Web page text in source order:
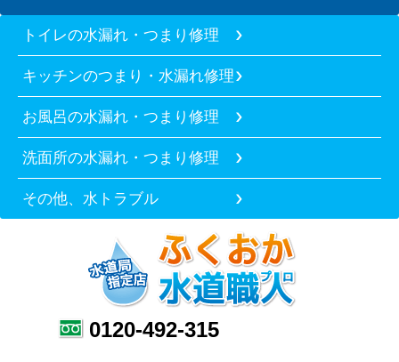
トイレの水漏れ・つまり修理
キッチンのつまり・水漏れ修理
お風呂の水漏れ・つまり修理
洗面所の水漏れ・つまり修理
その他、水トラブル
0120-492-315